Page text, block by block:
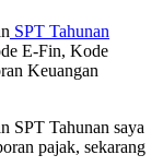
SPT Tahunan
E-Fin, Kode
Keuangan
SPT Tahunan saya
pajak, sekarang